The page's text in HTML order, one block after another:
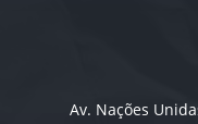
Av. Nações